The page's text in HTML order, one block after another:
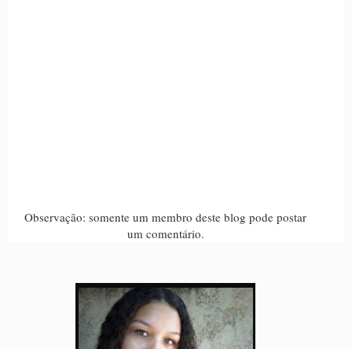
Observação: somente um membro deste blog pode postar
um comentário.